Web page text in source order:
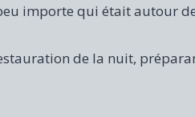
importe qui était autour
de la nuit,